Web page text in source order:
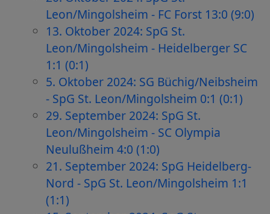
Leon/Mingolsheim - FC Forst 13:0 (9:0)
13. Oktober 2024: SpG St.
Leon/Mingolsheim - Heidelberger SC
1:1 (0:1)
5. Oktober 2024: SG Büchig/Neibsheim
- SpG St. Leon/Mingolsheim 0:1 (0:1)
29. September 2024: SpG St.
Leon/Mingolsheim - SC Olympia
Neulußheim 4:0 (1:0)
21. September 2024: SpG Heidelberg-
Nord - SpG St. Leon/Mingolsheim 1:1
(1:1)